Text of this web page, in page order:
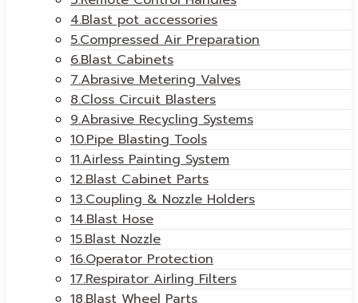
4.Blast pot accessories
5.Compressed Air Preparation
6.Blast Cabinets
7.Abrasive Metering Valves
8.Closs Circuit Blasters
9.Abrasive Recycling Systems
10.Pipe Blasting Tools
11.Airless Painting System
12.Blast Cabinet Parts
13.Coupling & Nozzle Holders
14.Blast Hose
15.Blast Nozzle
16.Operator Protection
17.Respirator Airling Filters
18.Blast Wheel Parts